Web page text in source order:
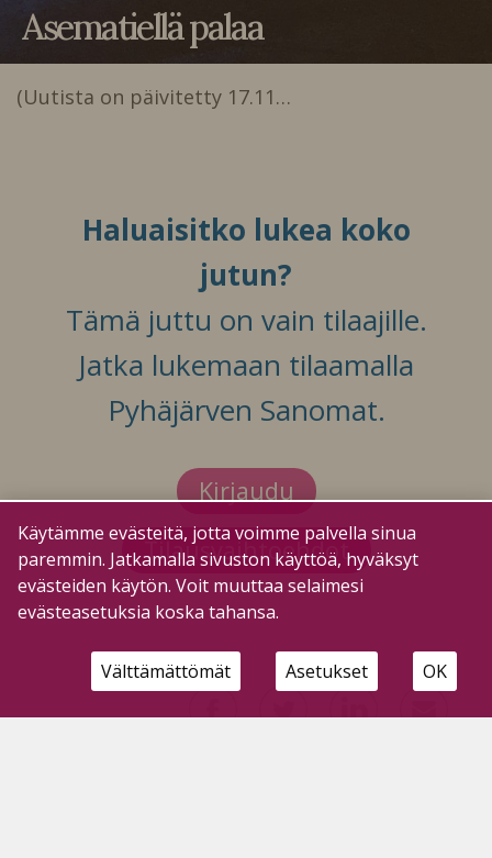
Asematiellä palaa
(Uutista on päivitetty 17.11…
Haluaisitko lukea koko
jutun?
Tämä juttu on vain tilaajille.
Jatka lukemaan tilaamalla
Pyhäjärven Sanomat.
Kirjaudu
Tilausvaihtoehdot
Käytämme evästeitä, jotta voimme palvella sinua
paremmin. Jatkamalla sivuston käyttöä, hyväksyt
evästeiden käytön. Voit muuttaa selaimesi
evästeasetuksia koska tahansa.
Välttämättömät Asetukset OK